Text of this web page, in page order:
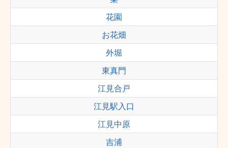
花園
お花畑
外堀
東真門
江見合戸
江見駅入口
江見中原
吉浦